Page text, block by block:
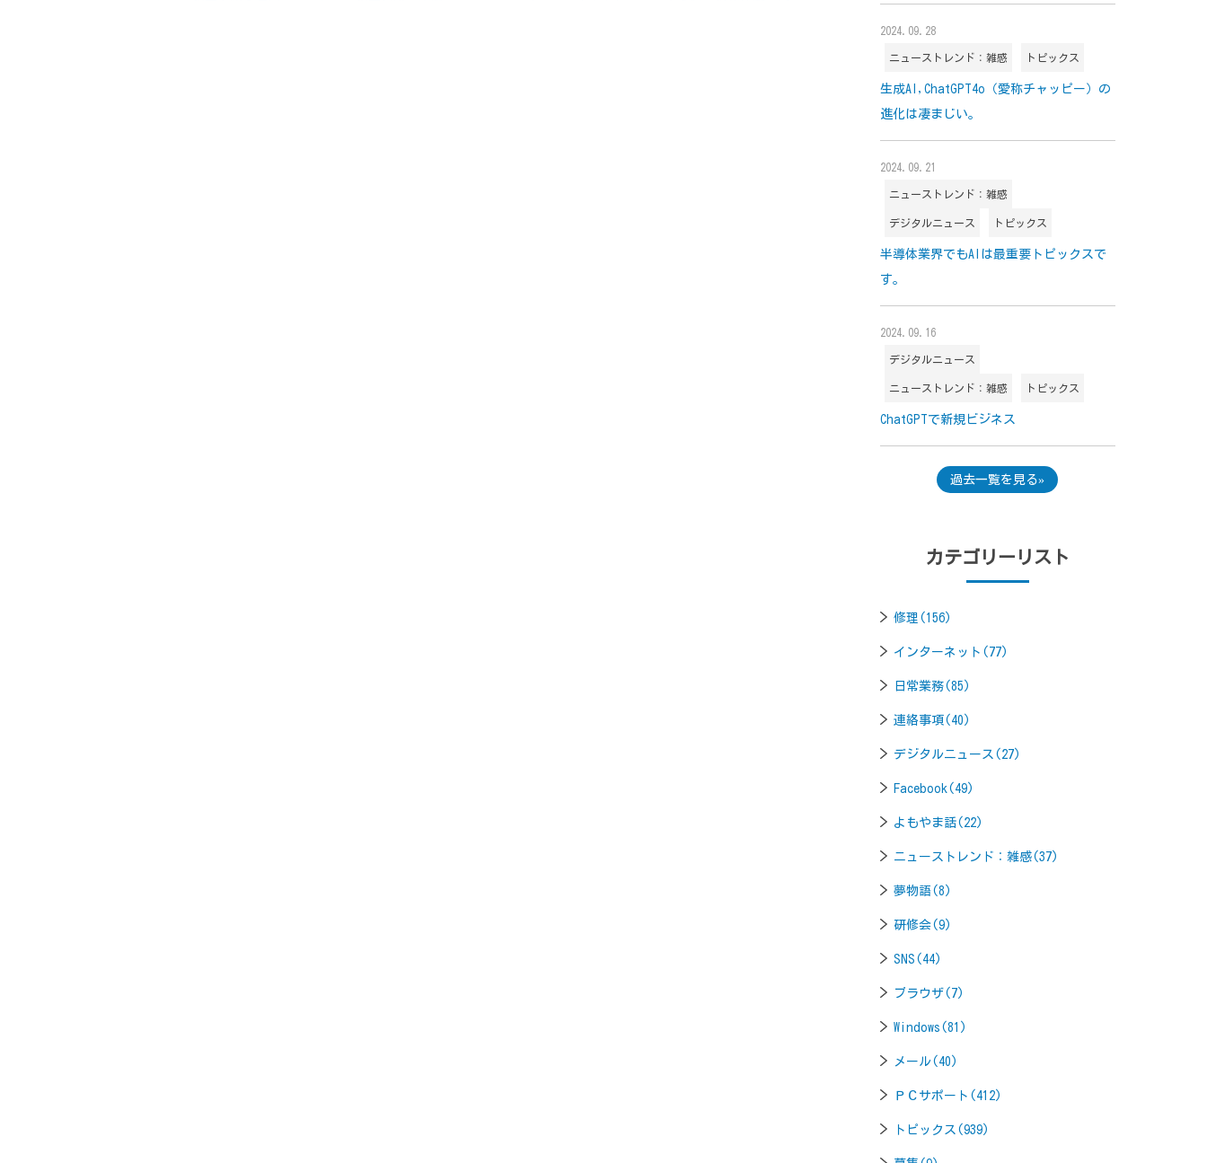
2024.09.28
ニューストレンド：雑感 トピックス
生成AI,ChatGPT4o（愛称チャッピー）の
進化は凄まじい。
2024.09.21
ニューストレンド：雑感
デジタルニュース トピックス
半導体業界でもAIは最重要トピックスで
す。
2024.09.16
デジタルニュース
ニューストレンド：雑感 トピックス
ChatGPTで新規ビジネス
過去一覧を見る
カテゴリーリスト
修理(156)
インターネット(77)
日常業務(85)
連絡事項(40)
デジタルニュース(27)
Facebook(49)
よもやま話(22)
ニューストレンド：雑感(37)
夢物語(8)
研修会(9)
SNS(44)
ブラウザ(7)
Windows(81)
メール(40)
ＰＣサポート(412)
トピックス(939)